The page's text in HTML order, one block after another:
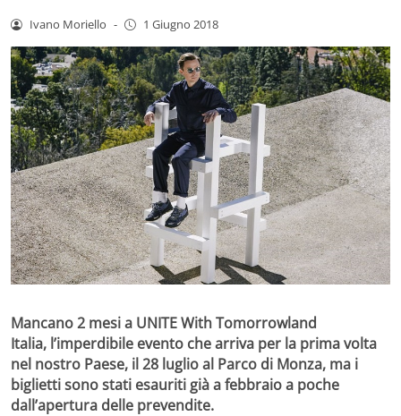
Ivano Moriello - 1 Giugno 2018
Mancano 2 mesi a UNITE With Tomorrowland
Italia, l’imperdibile evento che arriva per la prima volta
nel nostro Paese, il 28 luglio al Parco di Monza, ma i
biglietti sono stati esauriti già a febbraio a poche
dall’apertura delle prevendite.